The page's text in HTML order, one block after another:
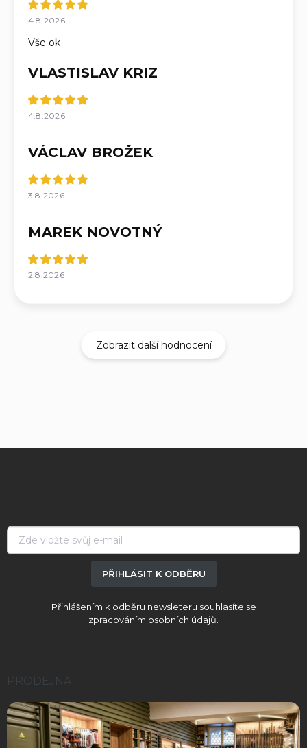
4.8.2026
Vše ok
VLASTISLAV KRIZ
4.8.2026
VÁCLAV BROŽEK
3.8.2026
MAREK NOVOTNÝ
2.8.2026
Zobrazit další hodnocení
PŘIHLÁSIT K ODBĚRU
Přihlášením k odběru newsleteru souhlasíte se
zpracováním osobních údajů.
PRODEJNA